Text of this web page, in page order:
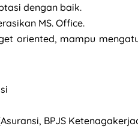
dengan baik.
MS. Office.
oriented, mampu
BPJS